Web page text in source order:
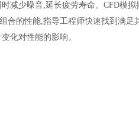
时减少噪音,延长疲劳寿命。CFD模
合的性能,指导工程师快速找到满
化对性能的影响。